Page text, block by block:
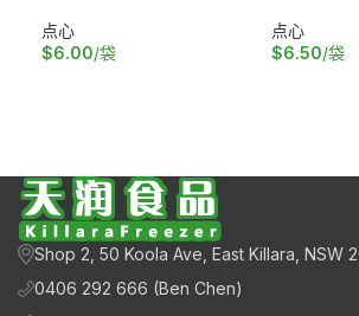
点心
$6.00/袋
点心
$6.50/袋
Shop 2, 50 Koola Ave, East Killara, NSW
0406 292 666 (Ben Chen)